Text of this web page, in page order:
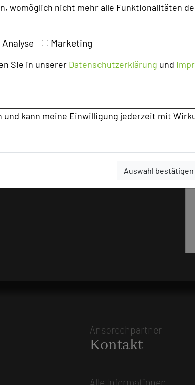
womöglich nicht mehr alle Funktionalitäten
Analyse Marketing
Sie in unserer Datenschutzerklärung und
kann meine Einwilligung jederzeit mit
Auswahl bestätigen
Ansprechpartner
Kontakt
Alle Informationen